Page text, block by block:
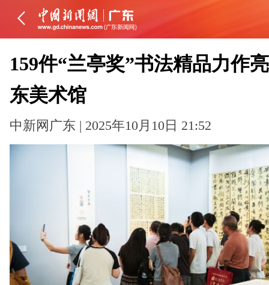
159件“兰亭奖”书法精品力作
东美术馆
中新网广东 | 2025年10月10日 21:52